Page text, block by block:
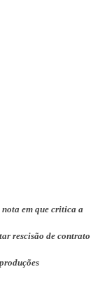
em que critica a
rescisão de contrato